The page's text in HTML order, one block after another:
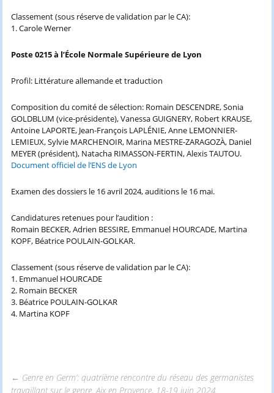
Classement (sous réserve de validation par le CA):
1. Carole Werner
Poste 0215 à l’École Normale Supérieure de Lyon
Profil: Littérature allemande et traduction
Composition du comité de sélection: Romain DESCENDRE, Sonia
GOLDBLUM (vice-présidente), Vanessa GUIGNERY, Robert KRAUSE,
Antoine LAPORTE, Jean-François LAPLÉNIE, Anne LEMONNIER-
LEMIEUX, Sylvie MARCHENOIR, Marina MESTRE-ZARAGOZÀ, Daniel
MEYER (président), Natacha RIMASSON-FERTIN, Alexis TAUTOU.
Document officiel de l’ENS de Lyon
Examen des dossiers le 16 avril 2024, auditions le 16 mai.
Candidatures retenues pour l’audition :
Romain BECKER, Adrien BESSIRE, Emmanuel HOURCADE, Martina
KOPF, Béatrice POULAIN-GOLKAR.
Classement (sous réserve de validation par le CA):
1. Emmanuel HOURCADE
2. Romain BECKER
3. Béatrice POULAIN-GOLKAR
4. Martina KOPF
← Genre en Germ’: quatrième rencontre du réseau des germanistes
travaillant sur le genre. Aix en Provence, 18-19 juin 2024